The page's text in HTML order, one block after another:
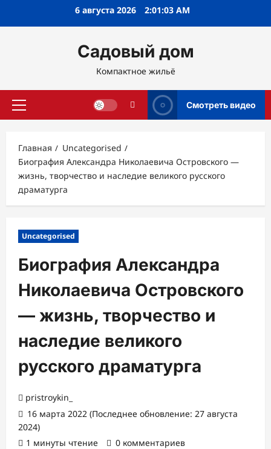
6 августа 2026 2:01:04 AM
Садовый дом
Компактное жильё
Основное
Смотреть видео
Главная
Uncategorised
Биография Александра Николаевича Островского —
жизнь, творчество и наследие великого русского
драматурга
Uncategorised
Биография Александра
Николаевича Островского
— жизнь, творчество и
наследие великого
русского драматурга
pristroykin_
16 марта 2022 (Последнее обновление: 27 августа
2024)
1 минуты чтение
0 комментариев